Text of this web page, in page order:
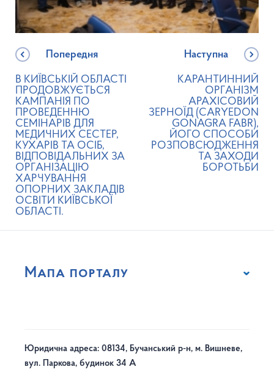
Попередня
В КИЇВСЬКІЙ ОБЛАСТІ
ПРОДОВЖУЄТЬСЯ
КАМПАНІЯ ПО
ПРОВЕДЕННЮ
СЕМІНАРІВ ДЛЯ
МЕДИЧНИХ СЕСТЕР,
КУХАРІВ ТА ОСІБ,
ВІДПОВІДАЛЬНИХ ЗА
ОРГАНІЗАЦІЮ
ХАРЧУВАННЯ
ОПОРНИХ ЗАКЛАДІВ
ОСВІТИ КИЇВСЬКОЇ
ОБЛАСТІ.
Наступна
КАРАНТИННИЙ
ОРГАНІЗМ
АРАХІСОВИЙ
ЗЕРНОЇД (CARYEDON
GONAGRA FABR),
ЙОГО СПОСОБИ
РОЗПОВСЮДЖЕННЯ
ТА ЗАХОДИ
БОРОТЬБИ
Мапа порталу
Юридична адреса: 08134, Бучанський р-н, м. Вишневе,
вул. Паркова, будинок 34 А